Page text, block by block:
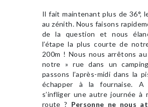
Il fait maintenant plus de 36°,
au zénith. Nous faisons
de la question et nous
l’étape la plus courte de
200m ! Nous nous arrêtons
notre » rue dans un
passons l’après-midi dans la
échapper à la fournaise. A
s’infliger une autre journée à
route ? Personne ne nous